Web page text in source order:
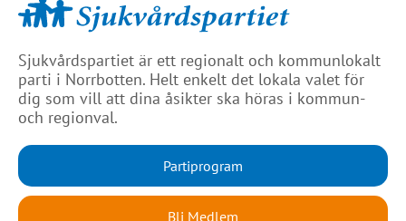
Sjukvårdspartiet är ett regionalt och kommunlokalt
parti i Norrbotten. Helt enkelt det lokala valet för
dig som vill att dina åsikter ska höras i kommun-
och regionval.
Partiprogram
Bli Medlem